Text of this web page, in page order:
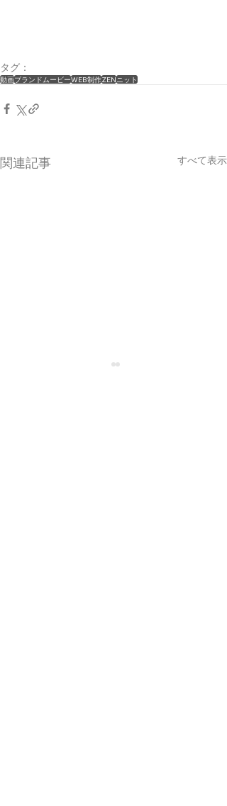
タグ：
動画ブランドムービーWEB制作ZENニット
関連記事 すべて表示